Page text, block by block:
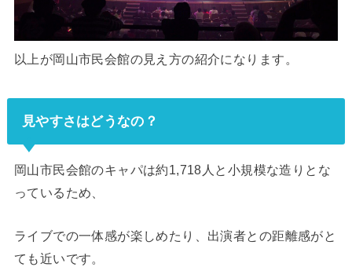
以上が岡山市民会館の見え方の紹介になります。
見やすさはどうなの？
岡山市民会館のキャパは約1,718人と小規模な造りとな
っているため、
ライブでの一体感が楽しめたり、出演者との距離感がと
ても近いです。